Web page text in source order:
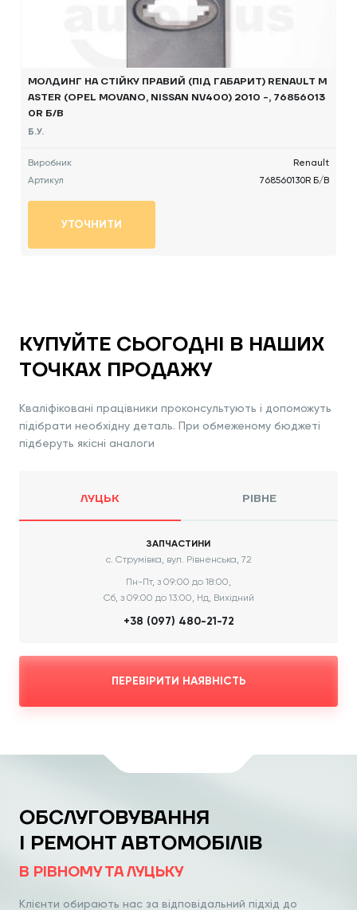
МОЛДИНГ НА СТІЙКУ ПРАВИЙ (ПІД ГАБАРИТ) RENAULT M
ASTER (OPEL MOVANO, NISSAN NV400) 2010 -, 76856013
0R Б/В
Б.У.
Виробник
Renault
Артикул
768560130R Б/В
УТОЧНИТИ
КУПУЙТЕ СЬОГОДНІ В НАШИХ
ТОЧКАХ ПРОДАЖУ
Кваліфіковані працівники проконсультують і допоможуть
підібрати необхідну деталь. При обмеженому бюджеті
підберуть якісні аналоги
ЛУЦЬК РІВНЕ
ЗАПЧАСТИНИ
с. Струмівка, вул. Рівненська, 72
Пн-Пт, з 09:00 до 18:00,
Сб, з 09:00 до 13:00, Нд, Вихідний
+38 (097) 480-21-72
ПЕРЕВІРИТИ НАЯВНІСТЬ
ОБСЛУГОВУВАННЯ
І РЕМОНТ АВТОМОБІЛІВ
В РІВНОМУ ТА ЛУЦЬКУ
Клієнти обирають нас за відповідальний підхід до